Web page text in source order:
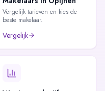
Vergelijk tarieven en kies de
beste makelaar.
Vergelijk